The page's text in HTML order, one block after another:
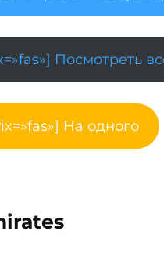
Посмотреть
На одного